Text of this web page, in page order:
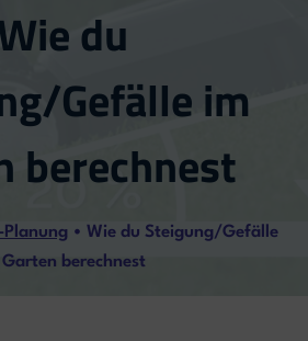
du
Gefälle im
berechnest
• Wie du Steigung/Gefälle
Garten berechnest